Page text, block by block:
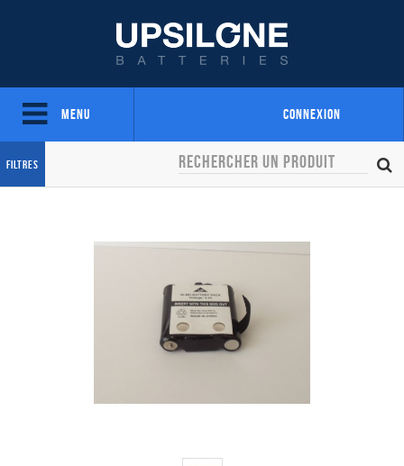
Menu Connexion
Filtres